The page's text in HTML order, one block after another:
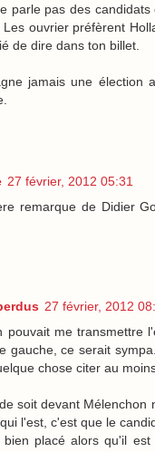
parle pas des
Les ouvrier préfèrent
de dire dans ton billet.
jamais une élection
27 février, 2012 05:31
remarque de Didier
27 février, 2012
pouvait me transmettre
gauche, ce serait
chose citer au
soit devant Mélenchon
l'est, c'est que le
placé alors qu'il est